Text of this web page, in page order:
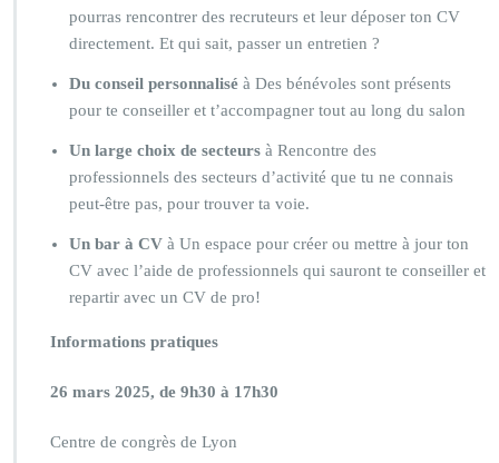
pourras rencontrer des recruteurs et leur déposer ton CV
directement. Et qui sait, passer un entretien ?
Du conseil personnalisé à Des bénévoles sont présents
pour te conseiller et t’accompagner tout au long du salon
Un large choix de secteurs à Rencontre des
professionnels des secteurs d’activité que tu ne connais
peut-être pas, pour trouver ta voie.
Un bar à CV à Un espace pour créer ou mettre à jour ton
CV avec l’aide de professionnels qui sauront te conseiller et
repartir avec un CV de pro!
Informations pratiques
26 mars 2025, de 9h30 à 17h30
Centre de congrès de Lyon